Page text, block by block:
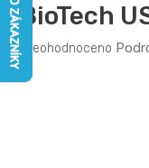
BioTech
Průměrné
hodnocení
produktu
Neohodnoceno